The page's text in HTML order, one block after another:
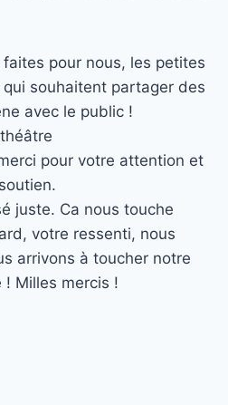
pour nous, les petites
souhaitent partager des
avec le public !
pour votre attention et
juste. Ca nous touche
votre ressenti, nous
arrivons à toucher notre
Milles mercis !